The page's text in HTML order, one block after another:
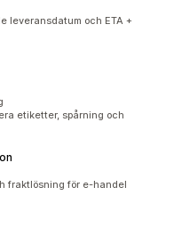
leveransdatum och ETA +
etiketter, spårning och
fraktlösning för e-handel